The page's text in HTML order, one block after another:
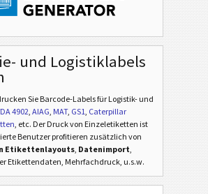
und Logistiklabels
Sie Barcode-Labels für Logistik- und
4902, AIAG, MAT, GS1, Caterpillar
, etc. Der Druck von Einzeletiketten ist
Benutzer profitieren zusätzlich von
Etikettenlayouts, Datenimport,
Etikettendaten, Mehrfachdruck, u.s.w.